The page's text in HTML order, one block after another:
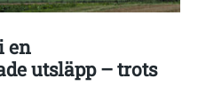
en
utsläpp – trots